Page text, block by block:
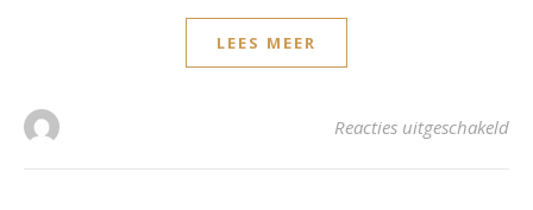
LEES MEER
Reacties uitgeschakeld